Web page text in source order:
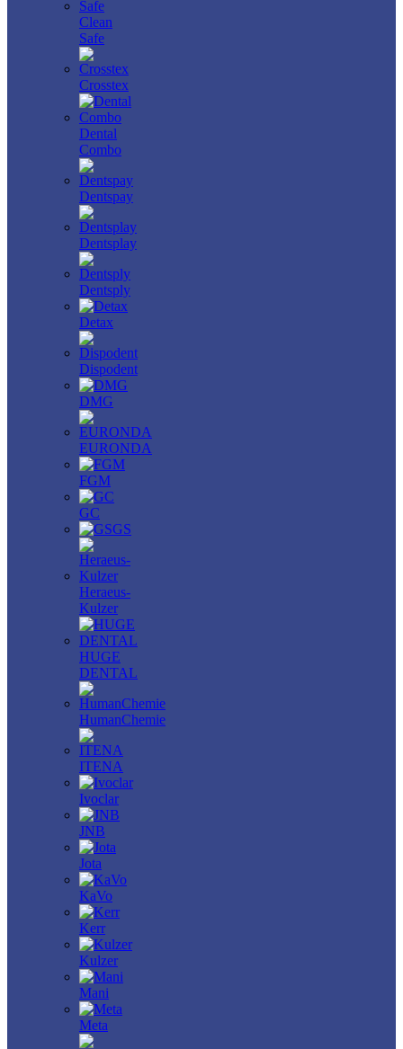
Clean
Safe
Crosstex
Dental
Combo
Dentspay
Dentsplay
Dentsply
Detax
Dispodent
DMG
EURONDA
FGM
GC
GS
Heraeus-
Kulzer
HUGE
DENTAL
HumanChemie
ITENA
Ivoclar
JNB
Jota
KaVo
Kerr
Kulzer
Mani
Meta